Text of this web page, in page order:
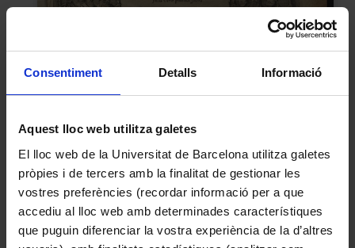
Consentiment Detalls Informació
Aquest lloc web utilitza galetes
El lloc web de la Universitat de Barcelona utilitza galetes
pròpies i de tercers amb la finalitat de gestionar les
vostres preferències (recordar informació per a que
accediu al lloc web amb determinades característiques
que puguin diferenciar la vostra experiència de la d’altres
Historia plantarum vniuersalis, noua, et absolutissima,
cum consensu et dissensu circa eas / Auctori...